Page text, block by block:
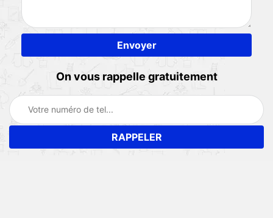
On vous rappelle gratuitement